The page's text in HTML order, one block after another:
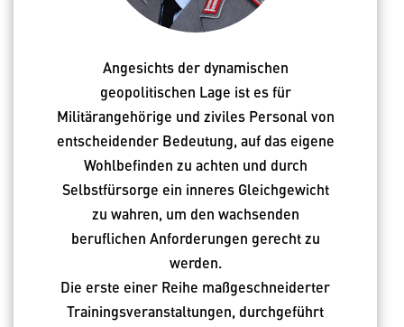
Angesichts der dynamischen
geopolitischen Lage ist es für
Militärangehörige und ziviles Personal von
entscheidender Bedeutung, auf das eigene
Wohlbefinden zu achten und durch
Selbstfürsorge ein inneres Gleichgewicht
zu wahren, um den wachsenden
beruflichen Anforderungen gerecht zu
werden.
Die erste einer Reihe maßgeschneiderter
Trainingsveranstaltungen, durchgeführt